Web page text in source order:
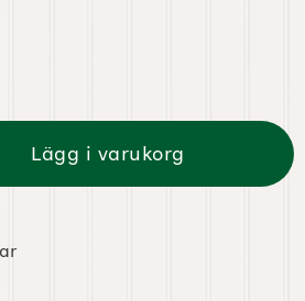
Kyckling kläckt
Lägg i varukorg